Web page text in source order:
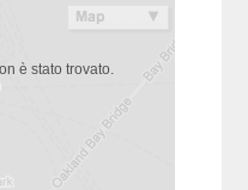
è stato trovato.